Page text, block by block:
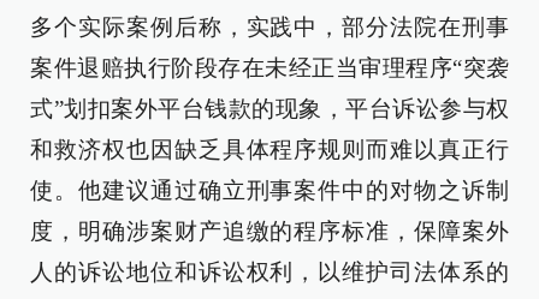
多个实际案例后称，实践中，部分法院在刑事
案件退赔执行阶段存在未经正当审理程序“突袭
式”划扣案外平台钱款的现象，平台诉讼参与权
和救济权也因缺乏具体程序规则而难以真正行
使。他建议通过确立刑事案件中的对物之诉制
度，明确涉案财产追缴的程序标准，保障案外
人的诉讼地位和诉讼权利，以维护司法体系的